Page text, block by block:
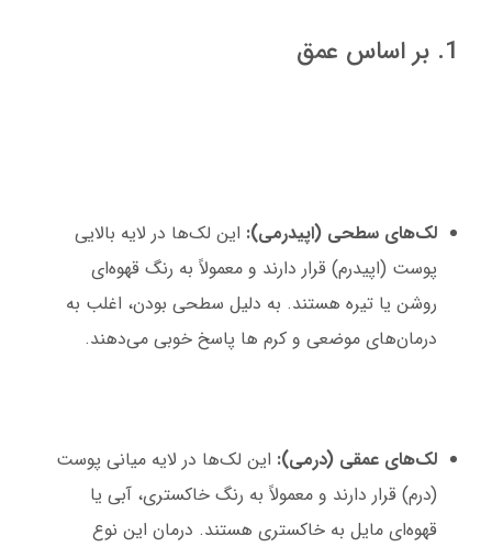
1. بر اساس عمق
لک‌های سطحی (اپیدرمی): این لک‌ها در لایه بالایی
پوست (اپیدرم) قرار دارند و معمولاً به رنگ قهوه‌ای
روشن یا تیره هستند. به دلیل سطحی بودن، اغلب به
درمان‌های موضعی و کرم ها پاسخ خوبی می‌دهند.
لک‌های عمقی (درمی): این لک‌ها در لایه میانی پوست
(درم) قرار دارند و معمولاً به رنگ خاکستری، آبی یا
قهوه‌ای مایل به خاکستری هستند. درمان این نوع